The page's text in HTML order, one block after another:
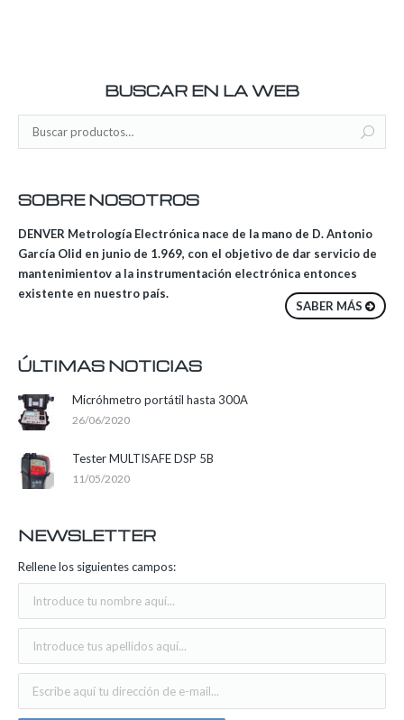
BUSCAR EN LA WEB
SOBRE NOSOTROS
DENVER Metrología Electrónica nace de la mano de D. Antonio
García Olid en junio de 1.969, con el objetivo de dar servicio de
mantenimientov a la instrumentación electrónica entonces
existente en nuestro país.
SABER MÁS
ÚLTIMAS NOTICIAS
Micróhmetro portátil hasta 300A
26/06/2020
Tester MULTISAFE DSP 5B
11/05/2020
NEWSLETTER
Rellene los siguientes campos: